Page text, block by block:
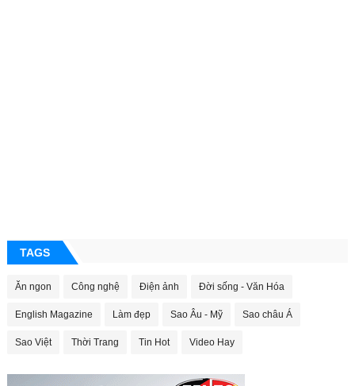
TAGS
Ăn ngon Công nghệ Điện ảnh Đời sống - Văn Hóa
English Magazine Làm đẹp Sao Âu - Mỹ Sao châu Á
Sao Việt Thời Trang Tin Hot Video Hay